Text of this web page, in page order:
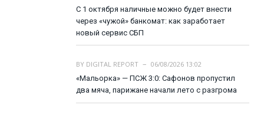
С 1 октября наличные можно будет внести
через «чужой» банкомат: как заработает
новый сервис СБП
BY DIGITAL REPORT
06/08/2026 13:02
«Мальорка» — ПСЖ 3:0: Сафонов пропустил
два мяча, парижане начали лето с разгрома